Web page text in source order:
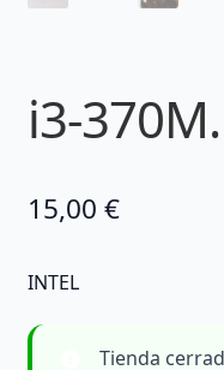
i3-370M.
15,00 €
INTEL
Tienda